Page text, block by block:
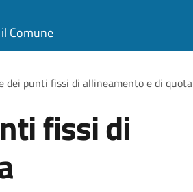
Comune
dei punti fissi di allineamento e di quota
fissi di